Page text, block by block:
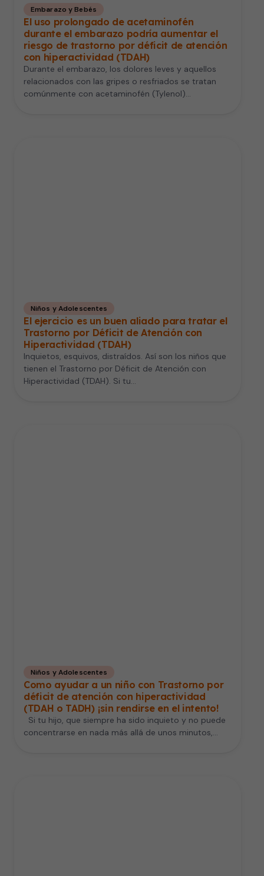
Embarazo y Bebés
El uso prolongado de acetaminofén
durante el embarazo podría aumentar el
riesgo de trastorno por déficit de atención
con hiperactividad (TDAH)
Durante el embarazo, los dolores leves y aquellos
relacionados con las gripes o resfriados se tratan
comúnmente con acetaminofén (Tylenol)…
Niños y Adolescentes
El ejercicio es un buen aliado para tratar el
Trastorno por Déficit de Atención con
Hiperactividad (TDAH)
Inquietos, esquivos, distraídos. Así son los niños que
tienen el Trastorno por Déficit de Atención con
Hiperactividad (TDAH). Si tu…
Niños y Adolescentes
Como ayudar a un niño con Trastorno por
déficit de atención con hiperactividad
(TDAH o TADH) ¡sin rendirse en el intento!
Si tu hijo, que siempre ha sido inquieto y no puede
concentrarse en nada más allá de unos minutos,…